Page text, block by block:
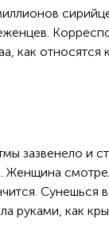
как относятся
зазвенело и
Женщина
Сунешься
руками, как